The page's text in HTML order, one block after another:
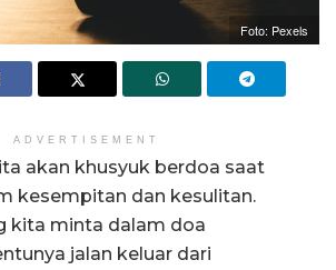
Foto: Pexels
ADVERTISEMENT
akan khusyuk berdoa saat
kesempitan dan kesulitan.
kita minta dalam doa
jalan keluar dari